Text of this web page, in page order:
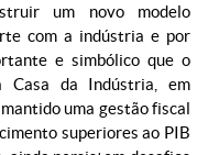
um novo modelo
com a indústria e por
e simbólico que o
Casa da Indústria, em
uma gestão fiscal
superiores ao PIB